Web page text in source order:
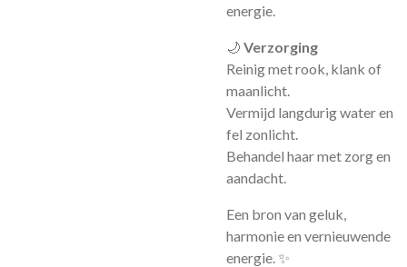
energie.
🌙 Verzorging
Reinig met rook, klank of
maanlicht.
Vermijd langdurig water en
fel zonlicht.
Behandel haar met zorg en
aandacht.
Een bron van geluk,
harmonie en vernieuwende
energie. ✨